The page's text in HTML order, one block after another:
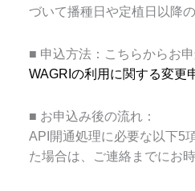
づいて播種日や定植日以降
■ 申込方法：こちらからお申
WAGRI の利用に関する変更
■ お申込み後の流れ：
API 開通処理に必要な以下5
た場合は、ご連絡までにお